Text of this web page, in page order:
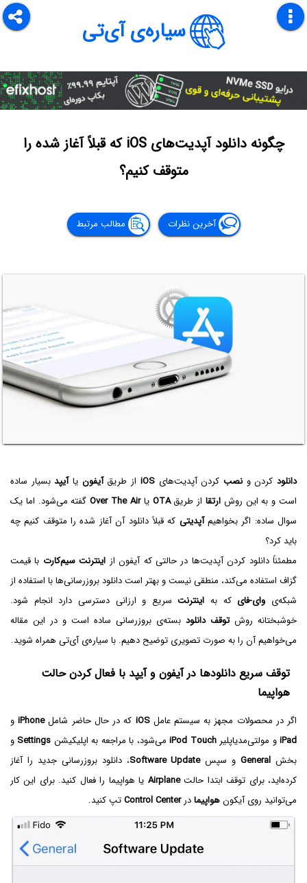
سیاره‌ی آی‌تی
چگونه دانلود آپدیت‌های iOS که قبلاً آغاز شده را
متوقف کنیم؟
آخرین نظرات مطالب مرتبط
دانلودکردن ونصب کردن آپدیت‌هایiOS از طریقآیفون یاآیپدبسیار ساده
است و به این روشارتقا از طریقOTA یاOver The Airگفته می‌شود. اما یک
سوال ساده: اگر بخواهیمآپدیتی که قبلاً دانلود آن آغاز شده را متوقف کنیم چه
باید کرد؟
مطمئناً دانلود کردن آپدیت‌ها در حالتی که آیفون از اینترنت سیم‌کارت با قیمت
گزاف استفاده می‌کند، منطقی نیست و بهتر است دانلود بروزرسانی‌ها با استفاده از
شبکه‌ی وای-فای که به اینترنتسریع و ارزانی دسترسی دارد انجام شود.
خوشبختانه روشتوقف دانلود بسته‌ی بروزرسانی ساده است و در این مقاله
می‌خواهیم آن را به صورت تصویری توضیح دهیم. با سیاره‌ی آی‌تی همراه شوید.
توقف سریع دانلودها در آیفون و آیپد با فعال کردن حالت
هواپیما
اگر در محصولات مجهز به سیستم عاملiOS که در حال حاضر شاملiPhoneو
iPadو مولتی‌مدیاپلیرiPod Touchمی‌شود، با مراجعه به اپلیکیشن Settings و
بخش Generalو سپسSoftware Update، دانلود بروزرسانی جدید را آغاز
کرده‌اید، برای توقف ابتدا حالتAirplane یا هواپیما را فعال کنید. برای این کار
می‌توانید روی آیکونهواپیمادرControl Centerتپ کنید.